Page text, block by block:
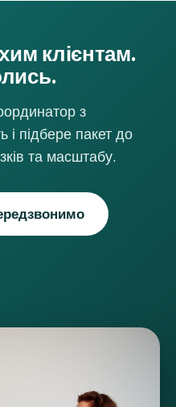
клієнтам.
з
і підбере пакет до
та масштабу.